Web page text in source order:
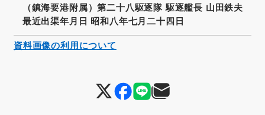
（鎮海要港附属）第二十八駆逐隊 駆逐艦長 山田鉄夫
最近出渠年月日 昭和八年七月二十四日
資料画像の利用について